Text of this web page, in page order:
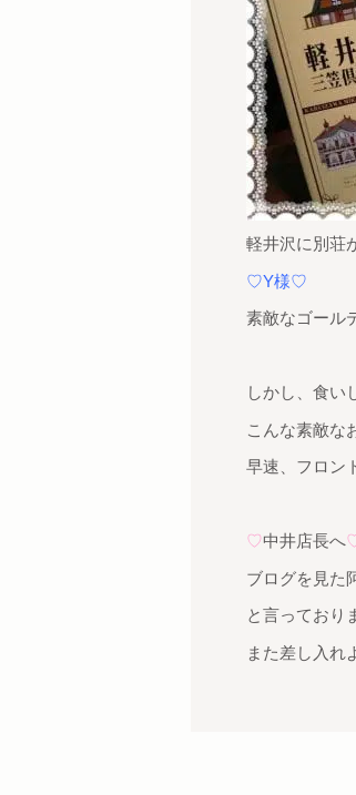
軽井沢に別
♡Y様♡
素敵なゴール
しかし、食い
こんな素敵な
早速、フロン
♡中井店長へ
ブログを見た
と言っており
また差し入れ